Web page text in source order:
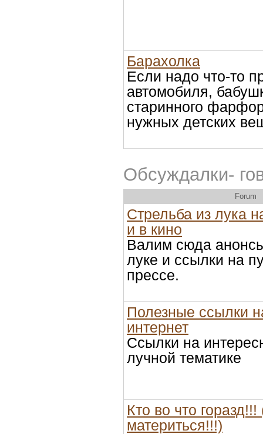
Барахолка
Если надо что-то
автомобиля,
старинного
нужных детских
Обсуждалки-
Forum
Стрельба из лука
и в кино
Валим сюда
луке и ссылки на
прессе.
Полезные ссылки
интернет
Ссылки на
лучной тематике
Кто во что горазд!!!
материться!!!)